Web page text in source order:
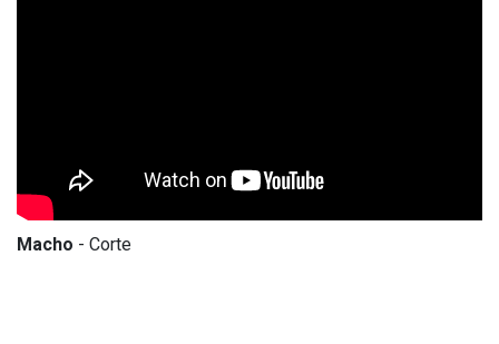
Macho - Corte